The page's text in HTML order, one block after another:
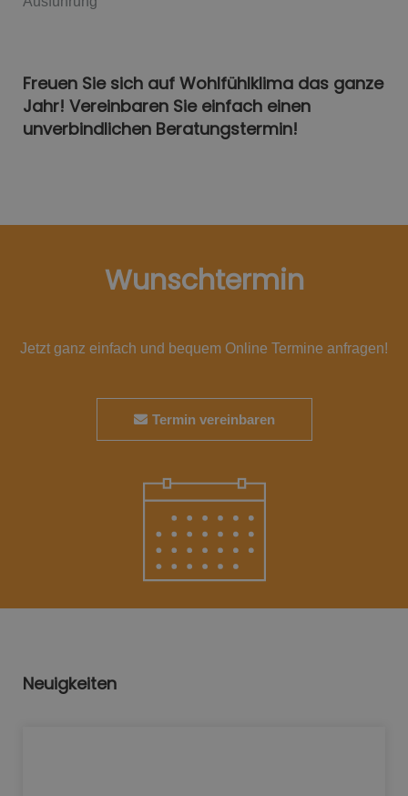
Freuen Sie sich auf Wohlfühlklima das ganze
Jahr! Vereinbaren Sie einfach einen
unverbindlichen Beratungstermin!
Wunschtermin
Jetzt ganz einfach und bequem Online Termine anfragen!
Termin vereinbaren
Neuigkeiten